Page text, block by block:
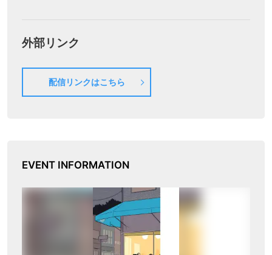
外部リンク
配信リンクはこちら
EVENT INFORMATION